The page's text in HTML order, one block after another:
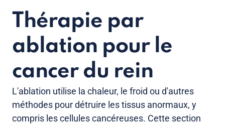
Thérapie par
ablation pour le
cancer du rein
L'ablation utilise la chaleur, le froid ou d'autres
méthodes pour détruire les tissus anormaux, y
compris les cellules cancéreuses. Cette section